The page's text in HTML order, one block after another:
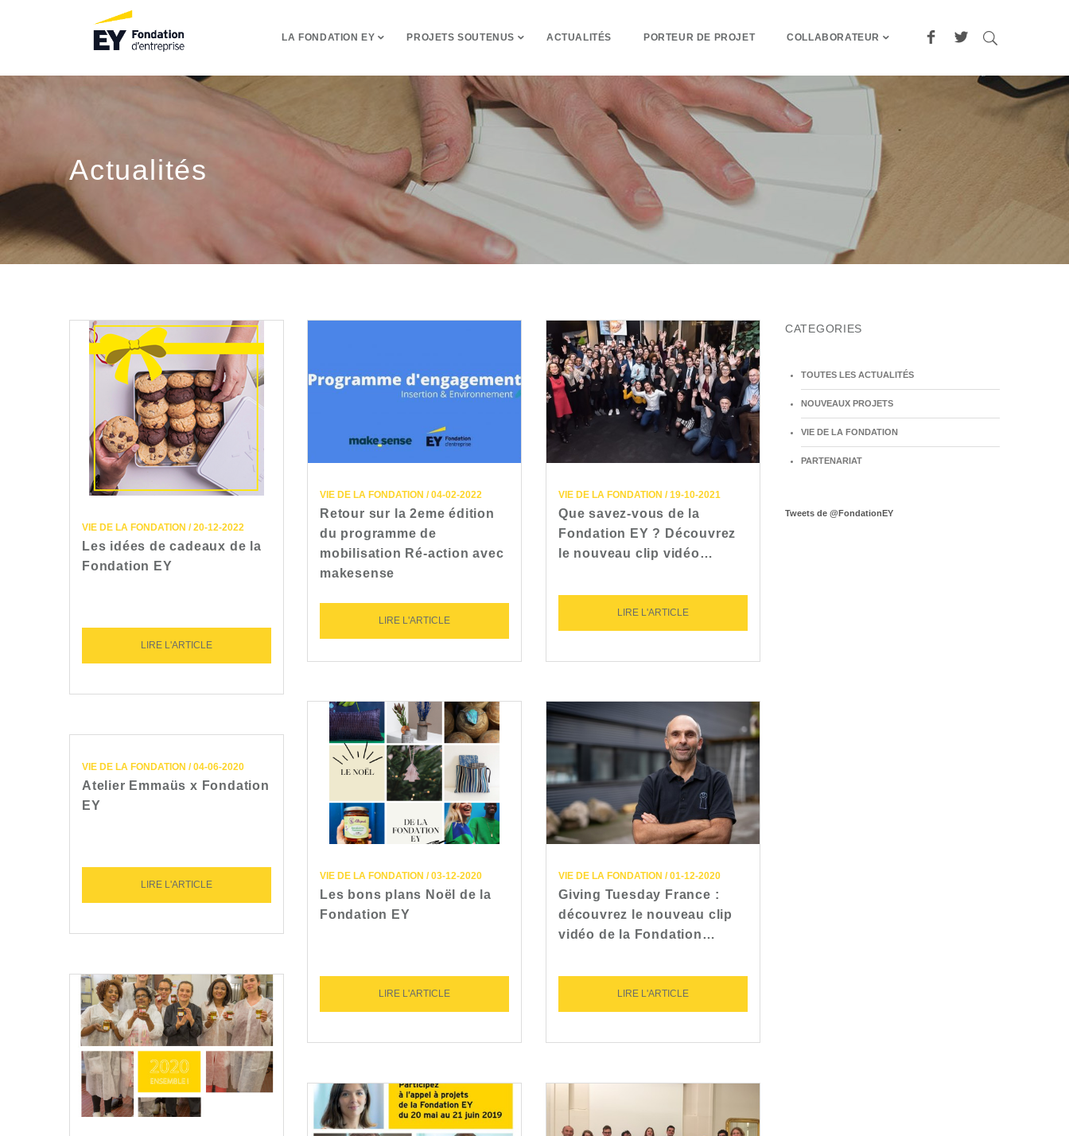
LA FONDATION EY PROJETS SOUTENUS ACTUALITÉS PORTEUR DE PROJET COLLABORATEUR
Actualités
VIE DE LA FONDATION / 20-12-2022
Les idées de cadeaux de la
Fondation EY
LIRE L'ARTICLE
VIE DE LA FONDATION / 04-02-2022
Retour sur la 2eme édition
du programme de
mobilisation Ré-action avec
makesense
LIRE L'ARTICLE
VIE DE LA FONDATION / 19-10-2021
Que savez-vous de la
Fondation EY ? Découvrez
le nouveau clip vidéo…
LIRE L'ARTICLE
VIE DE LA FONDATION / 03-12-2020
Les bons plans Noël de la
Fondation EY
LIRE L'ARTICLE
VIE DE LA FONDATION / 01-12-2020
Giving Tuesday France :
découvrez le nouveau clip
vidéo de la Fondation…
LIRE L'ARTICLE
VIE DE LA FONDATION / 04-06-2020
Atelier Emmaüs x Fondation
EY
LIRE L'ARTICLE
CATEGORIES
TOUTES LES ACTUALITÉS
NOUVEAUX PROJETS
VIE DE LA FONDATION
PARTENARIAT
Tweets de @FondationEY